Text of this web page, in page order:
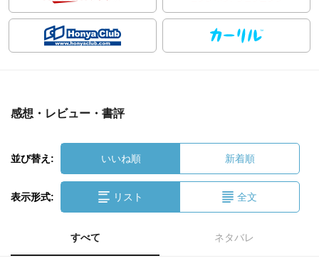
感想・レビュー・書評
並び替え: いいね順 新着順
表示形式: リスト 全文
すべて ネタバレ